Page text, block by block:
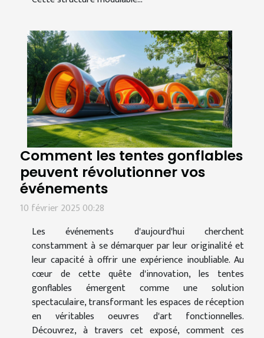
Comment les tentes gonflables
peuvent révolutionner vos
événements
10 février 2025 00:28
Les événements d'aujourd'hui cherchent
constamment à se démarquer par leur originalité et
leur capacité à offrir une expérience inoubliable. Au
cœur de cette quête d'innovation, les tentes
gonflables émergent comme une solution
spectaculaire, transformant les espaces de réception
en véritables oeuvres d'art fonctionnelles.
Découvrez, à travers cet exposé, comment ces